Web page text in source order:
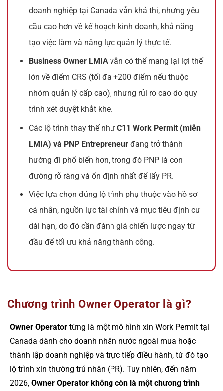
doanh nghiệp tại Canada vẫn khả thi, nhưng yêu
cầu cao hơn về kế hoạch kinh doanh, khả năng
tạo việc làm và năng lực quản lý thực tế.
Business Owner LMIA vẫn có thể mang lại lợi thế
lớn về điểm CRS (tối đa +200 điểm nếu thuộc
nhóm quản lý cấp cao), nhưng rủi ro cao do quy
trình xét duyệt khắt khe.
Các lộ trình thay thế nhưC11 Work Permit (miễn
LMIA) và PNP Entrepreneur đang trở thành
hướng đi phổ biến hơn, trong đó PNP là con
đường rõ ràng và ổn định nhất để lấy PR.
Việc lựa chọn đúng lộ trình phụ thuộc vào hồ sơ
cá nhân, nguồn lực tài chính và mục tiêu định cư
dài hạn, do đó cần đánh giá chiến lược ngay từ
đầu để tối ưu khả năng thành công.
Chương trình Owner Operator là gì?
Owner Operator từng là một mô hình xin Work Permit tại
Canada dành cho doanh nhân nước ngoài mua hoặc
thành lập doanh nghiệp và trực tiếp điều hành, từ đó tạo
lộ trình xin thường trú nhân (PR). Tuy nhiên, đến năm
2026, Owner Operator không còn là một chương trình